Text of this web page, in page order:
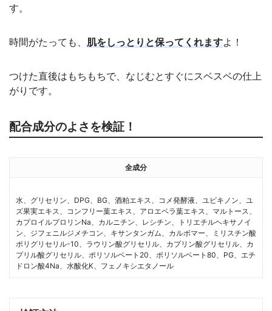
す。
時間がたっても、 肌をしっとりと保ってくれますよ！
つけた直後はもちもちで、なじむとすぐにスベスベの仕上
がりです。
配合成分のよさを検証！
全成分
水、グリセリン、DPG、BG、酒粕エキス、コメ発酵液、ユビキノン、ユ
ズ果実エキス、コンフリー葉エキス、アロエベラ葉エキス、マルトース、
カプロイルプロリンNa、カルニチン、レシチン、トリエチルヘキサノイ
ン、ジフェニルジメチコン、キサンタンガム、カルボマー、ミリスチン酸
ポリグリセリル-10、ラウリン酸グリセリル、カプリン酸グリセリル、カ
プリル酸グリセリル、ポリソルベート20、ポリソルベート80、PG、エチ
ドロン酸4Na、水酸化K、フェノキシエタノール